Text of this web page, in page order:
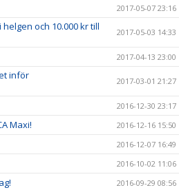
2017-05-07 23:16
och 10.000 kr till
2017-05-03 14:33
2017-04-13 23:00
inför
2017-03-01 21:27
2016-12-30 23:17
Maxi! 2016-12-16 15:50
2016-12-07 16:49
2016-10-02 11:06
2016-09-29 08:56